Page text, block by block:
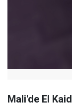
Mali'de El